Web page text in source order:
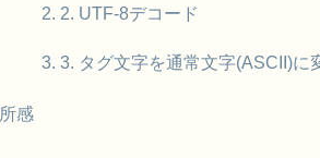
2. UTF-8デコード
3. タグ文字を通常文字(ASCII)に
所感